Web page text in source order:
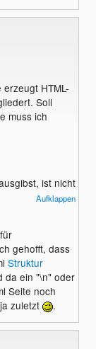
HTML-
Soll
muss ich
ist nicht
zuständig,Aufklappen
gehofft, dass
Struktur
da ein "\n" oder
Seite noch
zuletzt
.